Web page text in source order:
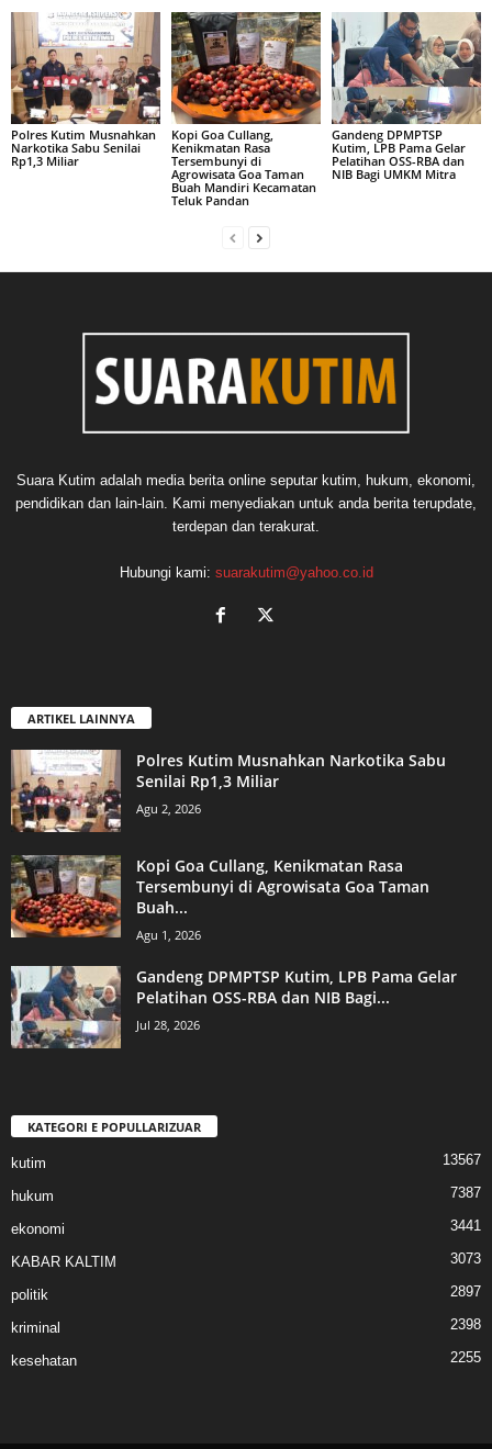
Polres Kutim Musnahkan
Narkotika Sabu Senilai
Rp1,3 Miliar
Kopi Goa Cullang,
Kenikmatan Rasa
Tersembunyi di
Agrowisata Goa Taman
Buah Mandiri Kecamatan
Teluk Pandan
Gandeng DPMPTSP
Kutim, LPB Pama Gelar
Pelatihan OSS-RBA dan
NIB Bagi UMKM Mitra
Suara Kutim adalah media berita online seputar kutim, hukum, ekonomi,
pendidikan dan lain-lain. Kami menyediakan untuk anda berita terupdate,
terdepan dan terakurat.
Hubungi kami: suarakutim@yahoo.co.id
ARTIKEL LAINNYA
Polres Kutim Musnahkan Narkotika Sabu
Senilai Rp1,3 Miliar
Agu 2, 2026
Kopi Goa Cullang, Kenikmatan Rasa
Tersembunyi di Agrowisata Goa Taman
Buah...
Agu 1, 2026
Gandeng DPMPTSP Kutim, LPB Pama Gelar
Pelatihan OSS-RBA dan NIB Bagi...
Jul 28, 2026
KATEGORI E POPULLARIZUAR
kutim 13567
hukum 7387
ekonomi 3441
KABAR KALTIM 3073
politik 2897
kriminal 2398
kesehatan 2255